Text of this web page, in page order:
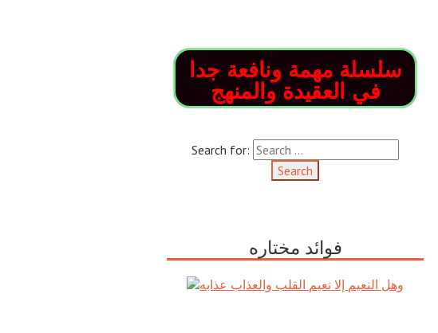
سلسلة مهمة ونافعة جدا
في العقيدة والمنهج
Search for:
فوائد مختاره